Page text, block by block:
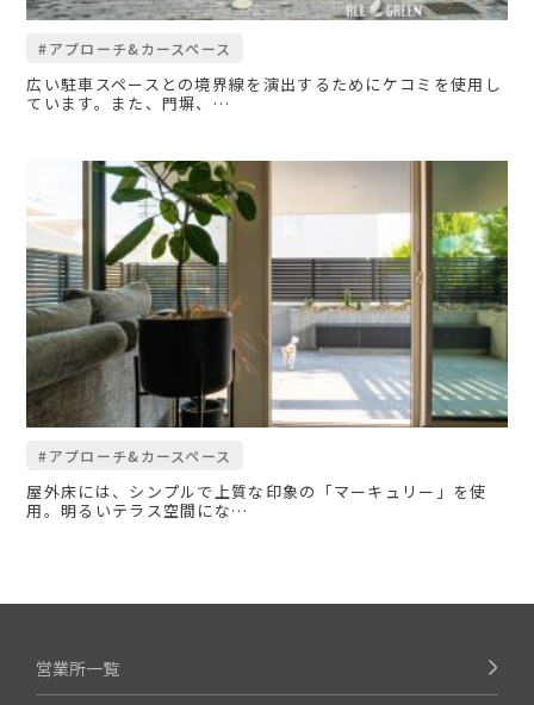
#アプローチ&カースペース
広い駐車スペースとの境界線を演出するためにケコミを使用し
ています。また、門塀、…
#アプローチ&カースペース
屋外床には、シンプルで上質な印象の「マーキュリー」を使
用。明るいテラス空間にな…
営業所一覧